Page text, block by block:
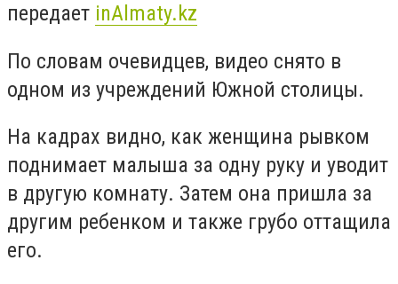
передает inAlmaty.kz
По словам очевидцев, видео снято в
одном из учреждений Южной столицы.
На кадрах видно, как женщина рывком
поднимает малыша за одну руку и уводит
в другую комнату. Затем она пришла за
другим ребенком и также грубо оттащила
его.